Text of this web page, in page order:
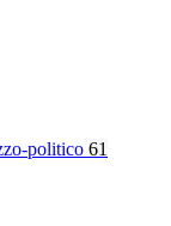
politico 61